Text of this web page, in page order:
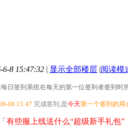
6-8 15:47:32 | 显示全部楼层 |阅读模
日签到系统在每天的第一位签到者签到时
08 15:47 完成签到,是今天第一个签到的用
有些服上线送什么“超级新手礼包